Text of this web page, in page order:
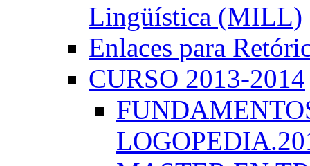
Lingüística (MILL)
Enlaces para
CURSO 2013-2014